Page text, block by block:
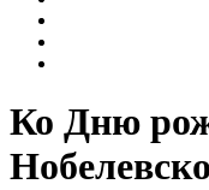
Ко Дню